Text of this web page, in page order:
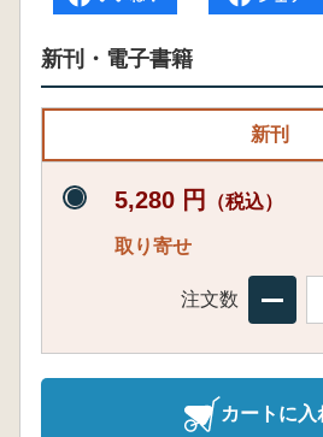
新刊・電子書籍
新刊
5,280 円 （税込）
取り寄せ
注文数
カートに入